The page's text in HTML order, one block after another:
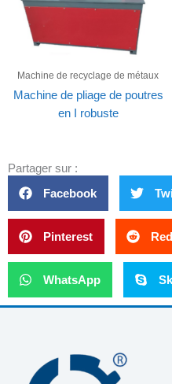
Machine de recyclage de métaux
Machine de pliage de poutres
en I robuste
Partager sur :
Facebook
Pinterest
WhatsApp